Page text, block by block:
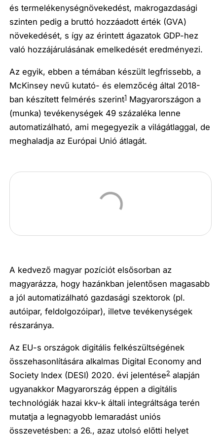
és termelékenységnövekedést, makrogazdasági
szinten pedig a bruttó hozzáadott érték (GVA)
növekedését, s így az érintett ágazatok GDP-hez
való hozzájárulásának emelkedését eredményezi.
Az egyik, ebben a témában készült legfrissebb, a
McKinsey nevű kutató- és elemzőcég által 2018-
ban készített felmérés szerint1 Magyarországon a
(munka) tevékenységek 49 százaléka lenne
automatizálható, ami megegyezik a világátlaggal, de
meghaladja az Európai Unió átlagát.
A kedvező magyar pozíciót elsősorban az
magyarázza, hogy hazánkban jelentősen magasabb
a jól automatizálható gazdasági szektorok (pl.
autóipar, feldolgozóipar), illetve tevékenységek
részaránya.
Az EU-s országok digitális felkészültségének
összehasonlítására alkalmas Digital Economy and
Society Index (DESI) 2020. évi jelentése2alapján
ugyanakkor Magyarország éppen adigitális
technológiák hazai kkv-k általi integráltsága terén
mutatja a legnagyobb lemaradást uniós
összevetésben:a 26., azaz utolsó előtti helyet